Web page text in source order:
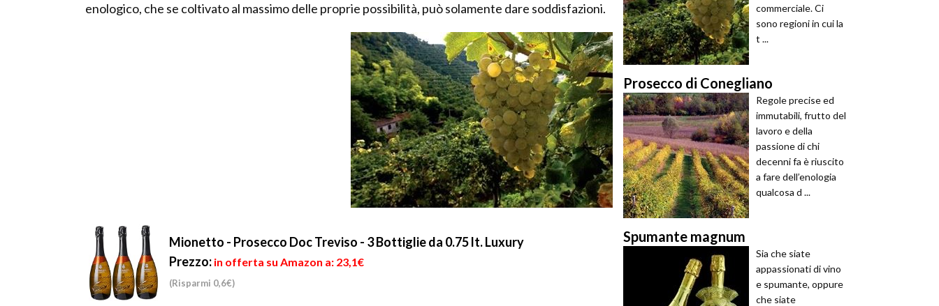
enologico, che se coltivato al massimo delle proprie possibilità, può solamente dare soddisfazioni.
Mionetto - Prosecco Doc Treviso - 3 Bottiglie da 0.75 lt. Luxury
Prezzo: in offerta su Amazon a: 23,1€
(Risparmi 0,6€)
commerciale. Ci
sono regioni in cui la
t ...
Prosecco di Conegliano
Regole precise ed
immutabili, frutto del
lavoro e della
passione di chi
decenni fa è riuscito
a fare dell’enologia
qualcosa d ...
Spumante magnum
Sia che siate
appassionati di vino
e spumante, oppure
che siate